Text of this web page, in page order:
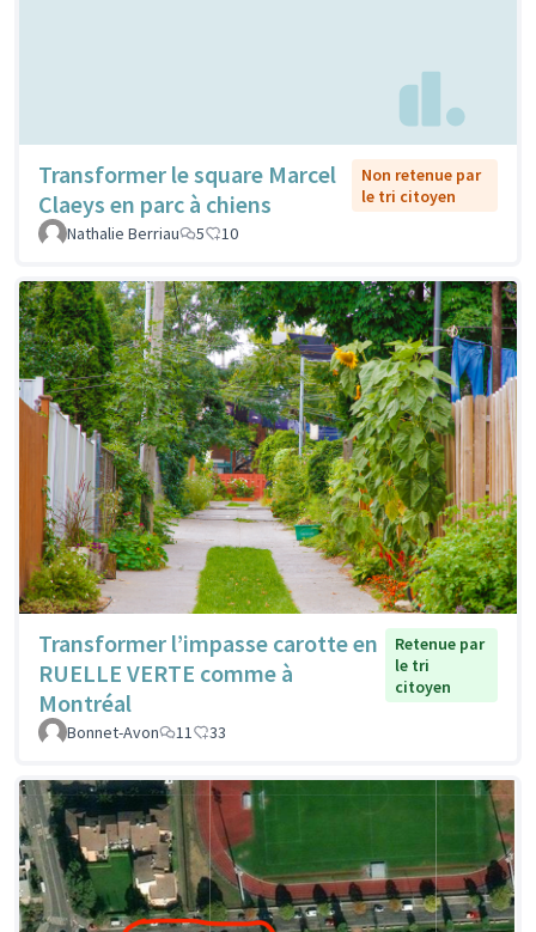
Transformer le square Marcel
Claeys en parc à chiens
Non retenue par
le tri citoyen
Nathalie Berriau
5 10
Transformer l’impasse carotte en
RUELLE VERTE comme à
Montréal
Retenue par
le tri
citoyen
Bonnet-Avon 11 33